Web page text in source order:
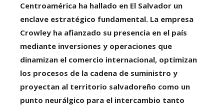
Centroamérica ha hallado en El Salvador un
enclave estratégico fundamental. La empresa
Crowley ha afianzado su presencia en el país
mediante inversiones y operaciones que
dinamizan el comercio internacional, optimizan
los procesos de la cadena de suministro y
proyectan al territorio salvadoreño como un
punto neurálgico para el intercambio tanto